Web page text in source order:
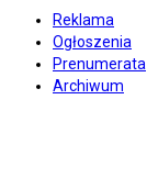
Reklama
Ogłoszenia
Prenumerata
Archiwum